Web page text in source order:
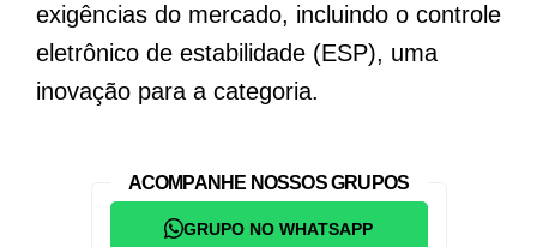
exigências do mercado, incluindo o controle
eletrônico de estabilidade (ESP), uma
inovação para a categoria.
ACOMPANHE NOSSOS GRUPOS
GRUPO NO WHATSAPP